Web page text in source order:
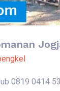
0819 0414